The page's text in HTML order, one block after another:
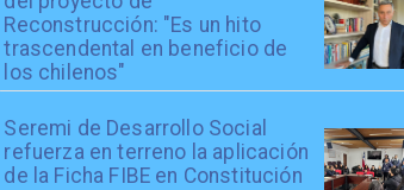
Reconstrucción: "Es un hito
trascendental en beneficio de
los chilenos"
Seremi de Desarrollo Social
refuerza en terreno la aplicación
de la Ficha FIBE en Constitución